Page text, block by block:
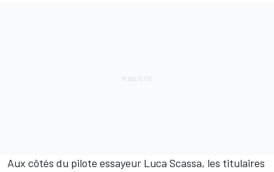
Aux côtés du pilote essayeur Luca Scassa, les titulaires